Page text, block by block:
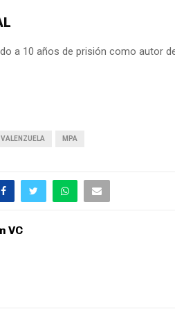
a 10 años de prisión como autor
MPA
VC